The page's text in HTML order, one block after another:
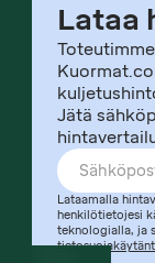
Lataa
Jätä
Lataamalla
henkilötietojesi
teknologialla, ja